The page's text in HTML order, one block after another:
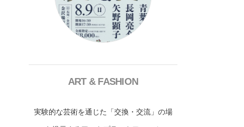
ART & FASHION
実験的な芸術を通じた「交換・交流」の場